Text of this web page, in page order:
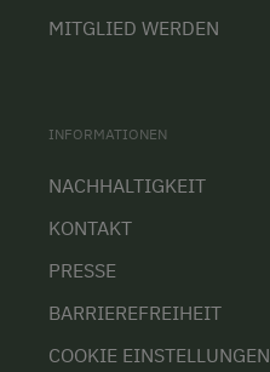
MITGLIED WERDEN
INFORMATIONEN
NACHHALTIGKEIT
KONTAKT
PRESSE
BARRIEREFREIHEIT
COOKIE EINSTELLUNGEN